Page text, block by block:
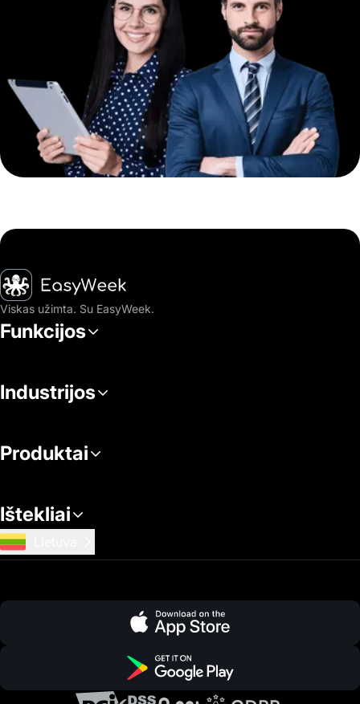
Pagrindinis puslapis
Viskas užimta. Su EasyWeek.
Funkcijos
Industrijos
Produktai
Ištekliai